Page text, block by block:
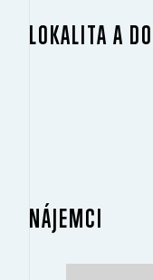
LOKALITA A
NÁJEMCI